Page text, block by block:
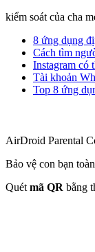
kiểm soát của cha
8 ứng dụng
Cách tìm
Instagram có
Tài khoản
Top 8 ứng
AirDroid Parental
Bảo vệ con bạn
Quét mã QR bằng